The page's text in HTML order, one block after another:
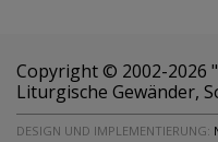
Copyright © 2002-2026
Liturgische Gewänder,
DESIGN UND IMPLEMENTIERUNG: